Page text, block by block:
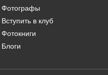
Фотографы
Вступить в клуб
Фотокниги
Блоги